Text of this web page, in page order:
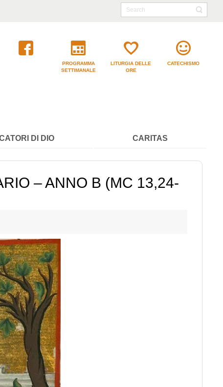
PROGRAMMA
SETTIMANALE
LITURGIA DELLE
ORE
CATECHISMO
DI DIO CARITAS
– ANNO B (MC 13,24-